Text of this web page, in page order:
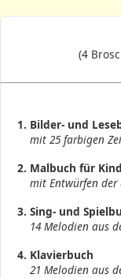
(4
1. Bilder- und
mit 25 farbigen
2. Malbuch für
mit Entwürfen der
3. Sing- und
14 Melodien aus
4. Klavierbuch
21 Melodien aus